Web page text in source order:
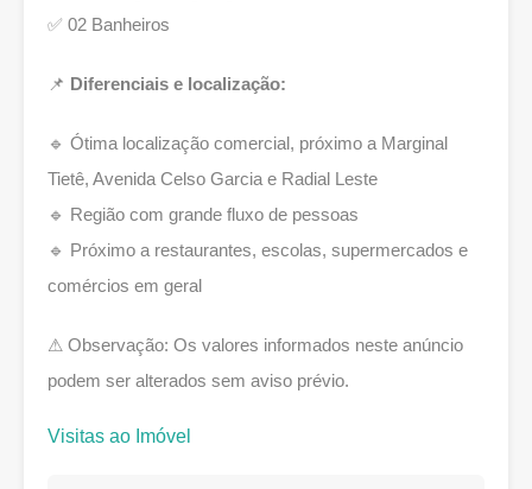
✅ 02 Banheiros
📌 Diferenciais e localização:
🔹 Ótima localização comercial, próximo a Marginal
Tietê, Avenida Celso Garcia e Radial Leste
🔹 Região com grande fluxo de pessoas
🔹 Próximo a restaurantes, escolas, supermercados e
comércios em geral
⚠ Observação: Os valores informados neste anúncio
podem ser alterados sem aviso prévio.
Visitas ao Imóvel